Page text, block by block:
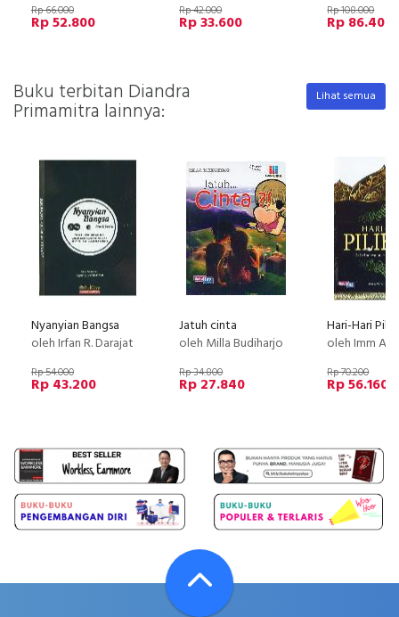
Rp 66.000
Rp 52.800
Rp 42.000
Rp 33.600
Rp 108.000
Rp 86.400
Buku terbitan Diandra
Primamitra lainnya:
Lihat semua
Nyanyian Bangsa
oleh Irfan R. Darajat
Rp 54.000
Rp 43.200
Jatuh cinta
oleh Milla Budiharjo
Rp 34.800
Rp 27.840
Hari-Hari
oleh Imm Al-
Rp 70.200
Rp 56.160